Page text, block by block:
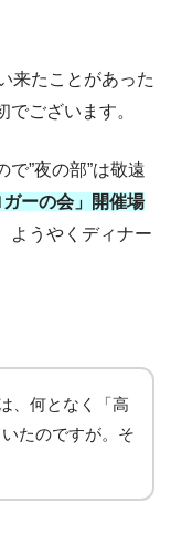
来たことがあった
ございます。
”夜の部”は敬遠
ーの会」開催場
ようやくディナー
、何となく「高
たのですが。そ